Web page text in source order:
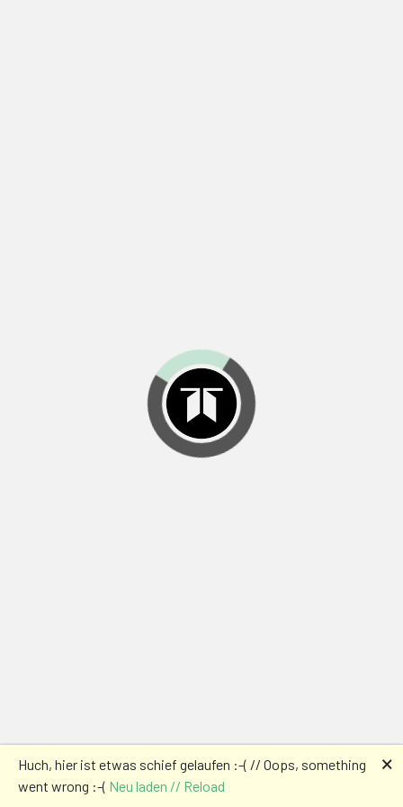
Huch, hier ist etwas schief gelaufen :-( // Oops, something
went wrong :-( Neu laden // Reload
🗙